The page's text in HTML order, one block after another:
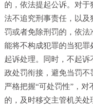
的，依法提起公诉。对
法不追究刑事责任，以及
罚或者免除刑罚的，依
能将不构成犯罪的当犯
起诉处理。同时，不起诉
政处罚衔接，避免当罚
严格把握“可处罚性”，
的，及时移交主管机关